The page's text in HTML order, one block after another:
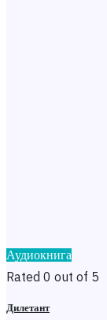
Аудиокнига
Rated 0 out of 5
Дилетант